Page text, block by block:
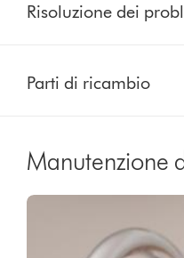
Risoluzione dei
Parti di ricambio
Manutenzione